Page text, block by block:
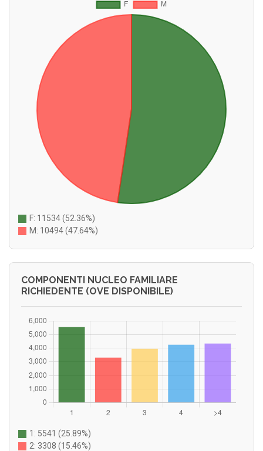
F: 11534 (52.36%)
M: 10494 (47.64%)
COMPONENTI NUCLEO FAMILIARE
RICHIEDENTE (OVE DISPONIBILE)
1: 5541 (25.89%)
2: 3308 (15.46%)